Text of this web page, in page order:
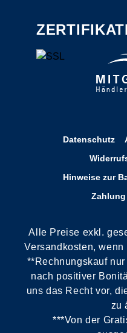
Datenschutz
Hinweise zur
Zahlung
Alle Preise exkl.
Versandkosten,
**Rechnungskauf
nach positiver
uns das Recht vor,
zu
***Von der